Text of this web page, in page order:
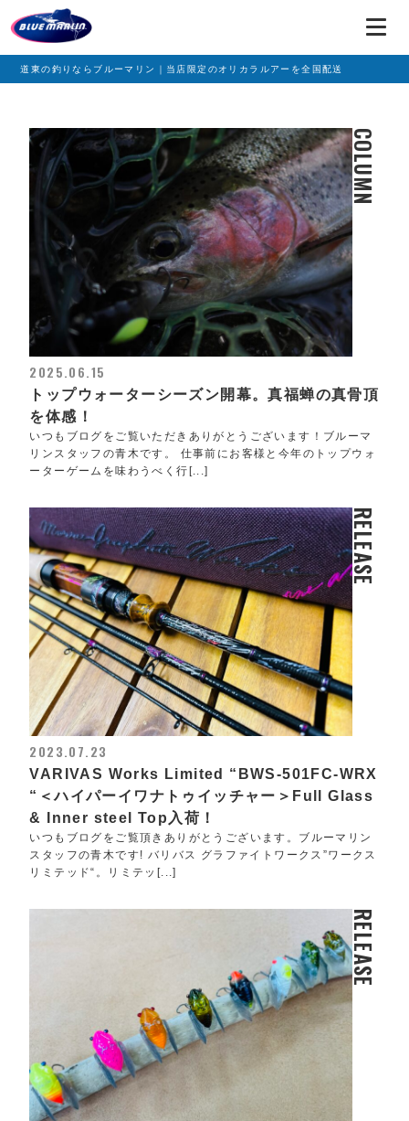
道東の釣りならブルーマリン｜当店限定のオリカラルアーを全国配送
COLUMN
2025.06.15
トップウォーターシーズン開幕。真福蝉の真骨頂
を体感！
いつもブログをご覧いただきありがとうございます！ブルーマ
リンスタッフの青木です。 仕事前にお客様と今年のトップウォ
ーターゲームを味わうべく行[...]
RELEASE
2023.07.23
VARIVAS Works Limited “BWS-501FC-WRX
“＜ハイパーイワナトゥイッチャー＞Full Glass
& Inner steel Top入荷！
いつもブログをご覧頂きありがとうございます。ブルーマリン
スタッフの青木です! バリバス グラファイトワークス”ワークス
リミテッド“。リミテッ[...]
RELEASE